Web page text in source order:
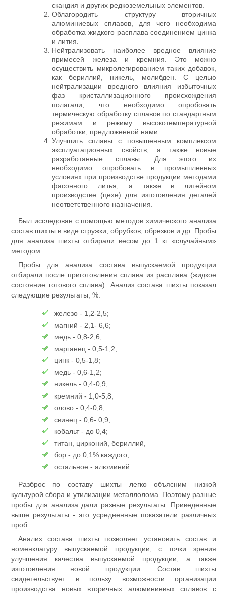
скандия и других редкоземельных элементов.
Облагородить структуру вторичных
алюминиевых сплавов, для чего необходима
обработка жидкого расплава соединением цинка
и лития.
Нейтрализовать наиболее вредное влияние
примесей железа и кремния. Это можно
осуществить микролегированием таких добавок,
как бериллий, никель, молибден. С целью
нейтрализации вредного влияния избыточных
фаз кристаллизационного происхождения
полагали, что необходимо опробовать
термическую обработку сплавов по стандартным
режимам и режиму высокотемпературной
обработки, предложенной нами.
Улучшить сплавы с повышенным комплексом
эксплуатационных свойств, а также новые
разработанные сплавы. Для этого их
необходимо опробовать в промышленных
условиях при производстве продукции методами
фасонного литья, а также в литейном
производстве (цехе) для изготовления деталей
неответственного назначения.
Был исследован с помощью методов химического анализа
состав шихты в виде стружки, обрубков, обрезков и др. Пробы
для анализа шихты отбирали весом до 1 кг «случайным»
методом.
Пробы для анализа состава выпускаемой продукции
отбирали после приготовления сплава из расплава (жидкое
состояние готового сплава). Анализ состава шихты показал
следующие результаты, %:
железо - 1,2-2,5;
магний - 2,1- 6,6;
медь - 0,8-2,6;
марганец - 0,5-1,2;
цинк - 0,5-1,8;
медь - 0,6-1,2;
никель - 0,4-0,9;
кремний - 1,0-5,8;
олово - 0,4-0,8;
свинец - 0,6- 0,9;
кобальт - до 0,4;
титан, цирконий, бериллий,
бор - до 0,1% каждого;
остальное - алюминий.
Разброс по составу шихты легко объясним низкой
культурой сбора и утилизации металлолома. Поэтому разные
пробы для анализа дали разные результаты. Приведенные
выше результаты - это усредненные показатели различных
проб.
Анализ состава шихты позволяет установить состав и
номенклатуру выпускаемой продукции, с точки зрения
улучшения качества выпускаемой продукции, а также
изготовления новой продукции. Состав шихты
свидетельствует в пользу возможности организации
производства новых вторичных алюминиевых сплавов с